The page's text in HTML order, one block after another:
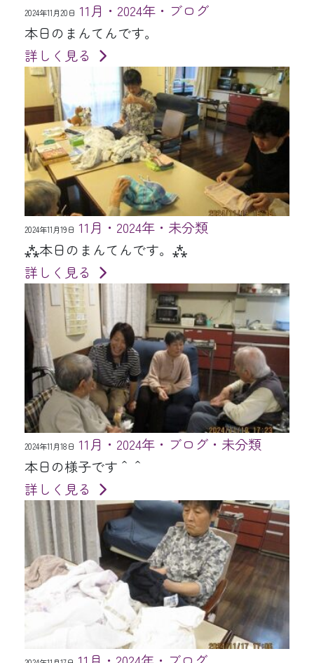
2024年11月20日 11月・2024年・ブログ
本日のまんてんです。
詳しく見る
2024年11月19日 11月・2024年・未分類
⁂本日のまんてんです。⁂
詳しく見る
2024年11月18日 11月・2024年・ブログ・未分類
本日の様子です＾＾
詳しく見る